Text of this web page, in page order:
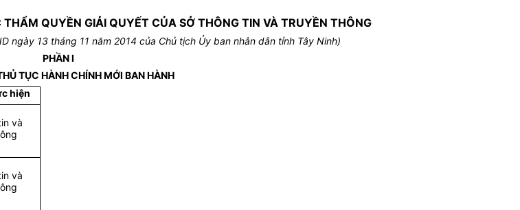
QUYỀN GIẢI QUYẾT CỦA SỞ THÔNG TIN VÀ TRUYỀN THÔNG
ngày 13 tháng 11 năm 2014 của Chủ tịch Ủy ban nhân dân tỉnh Tây Ninh)
PHẦN I
TỤC HÀNH CHÍNH MỚI BAN HÀNH
hiện
và
và